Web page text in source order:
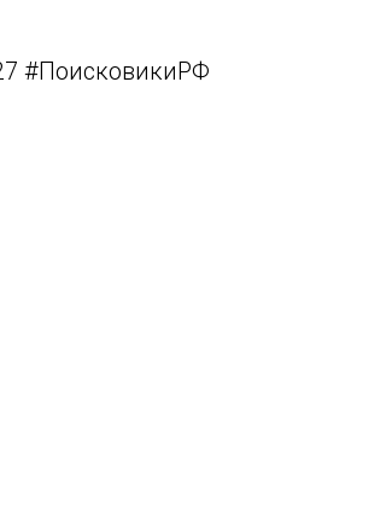
#ПоисковикиРФ